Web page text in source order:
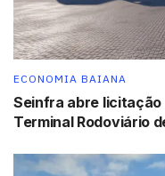
ECONOMIA BAIANA
Seinfra abre
Terminal Rodoviário